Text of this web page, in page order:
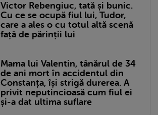
Victor Rebengiuc, tată și bunic.
Cu ce se ocupă fiul lui, Tudor,
care a ales o cu totul altă scenă
față de părinții lui
Mama lui Valentin, tânărul de 34
de ani mort în accidentul din
Constanța, își strigă durerea. A
privit neputincioasă cum fiul ei
și-a dat ultima suflare